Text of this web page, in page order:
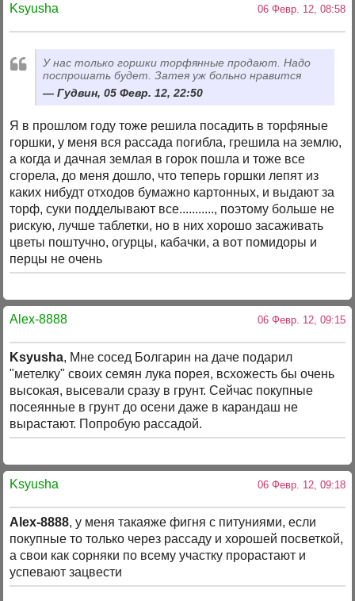
Ksyusha 06 Февр. 12, 08:58
У нас только горшки торфянные продают. Надо
поспрошать будет. Затея уж больно нравится
Гудвин, 05 Февр. 12, 22:50
Я в прошлом году тоже решила посадить в торфяные
горшки, у меня вся рассада погибла, грешила на землю,
а когда и дачная землая в горок пошла и тоже все
сгорела, до меня дошло, что теперь горшки лепят из
каких нибудт отходов бумажно картонных, и выдают за
торф, суки подделывают все..........., поэтому больше не
рискую, лучше таблетки, но в них хорошо засаживать
цветы поштучно, огурцы, кабачки, а вот помидоры и
перцы не очень
Alex-8888 06 Февр. 12, 09:15
Ksyusha, Мне сосед Болгарин на даче подарил
"метелку" своих семян лука порея, всхожесть бы очень
высокая, высевали сразу в грунт. Сейчас покупные
посеянные в грунт до осени даже в карандаш не
вырастают. Попробую рассадой.
Ksyusha 06 Февр. 12, 09:18
Alex-8888, у меня такаяже фигня с питуниями, если
покупные то только через рассаду и хорошей посветкой,
а свои как сорняки по всему участку прорастают и
успевают зацвести